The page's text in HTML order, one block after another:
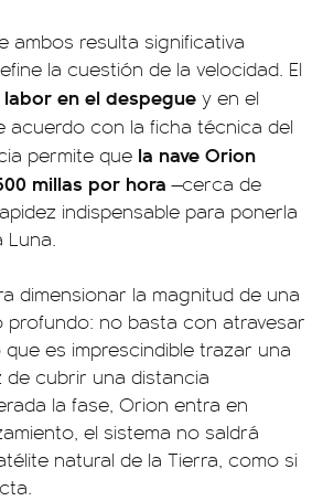
ambos resulta significativa
la cuestión de la velocidad. El
labor en el despegue y en el
acuerdo con la ficha técnica del
permite que la nave Orion
millas por hora—cerca de
indispensable para ponerla
Luna.
dimensionar la magnitud de una
profundo: no basta con atravesar
es imprescindible trazar una
cubrir una distancia
la fase, Orion entra en
el sistema no saldrá
natural de la Tierra, como si